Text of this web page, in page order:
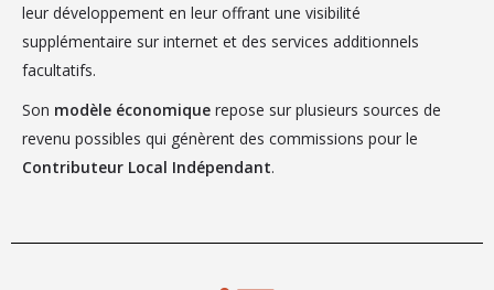
leur développement en leur offrant une visibilité
supplémentaire sur internet et des services additionnels
facultatifs.
Son modèle économique repose sur plusieurs sources de
revenu possibles qui génèrent des commissions pour le
Contributeur Local Indépendant.